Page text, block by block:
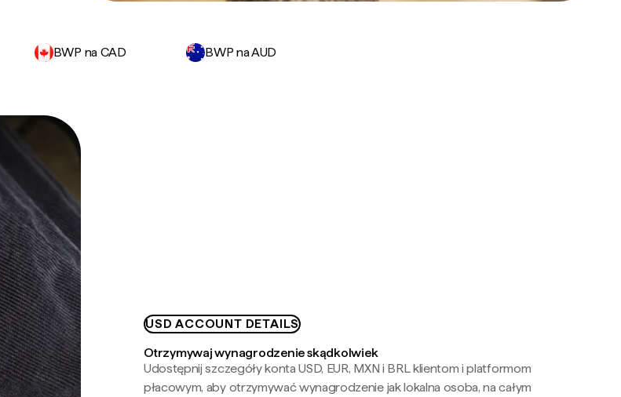
BWP na CAD BWP na AUD
USD ACCOUNT DETAILS
Otrzymywaj wynagrodzenie skądkolwiek
Udostępnij szczegóły konta USD, EUR, MXN i BRL klientom i platformom
płacowym, aby otrzymywać wynagrodzenie jak lokalna osoba, na całym